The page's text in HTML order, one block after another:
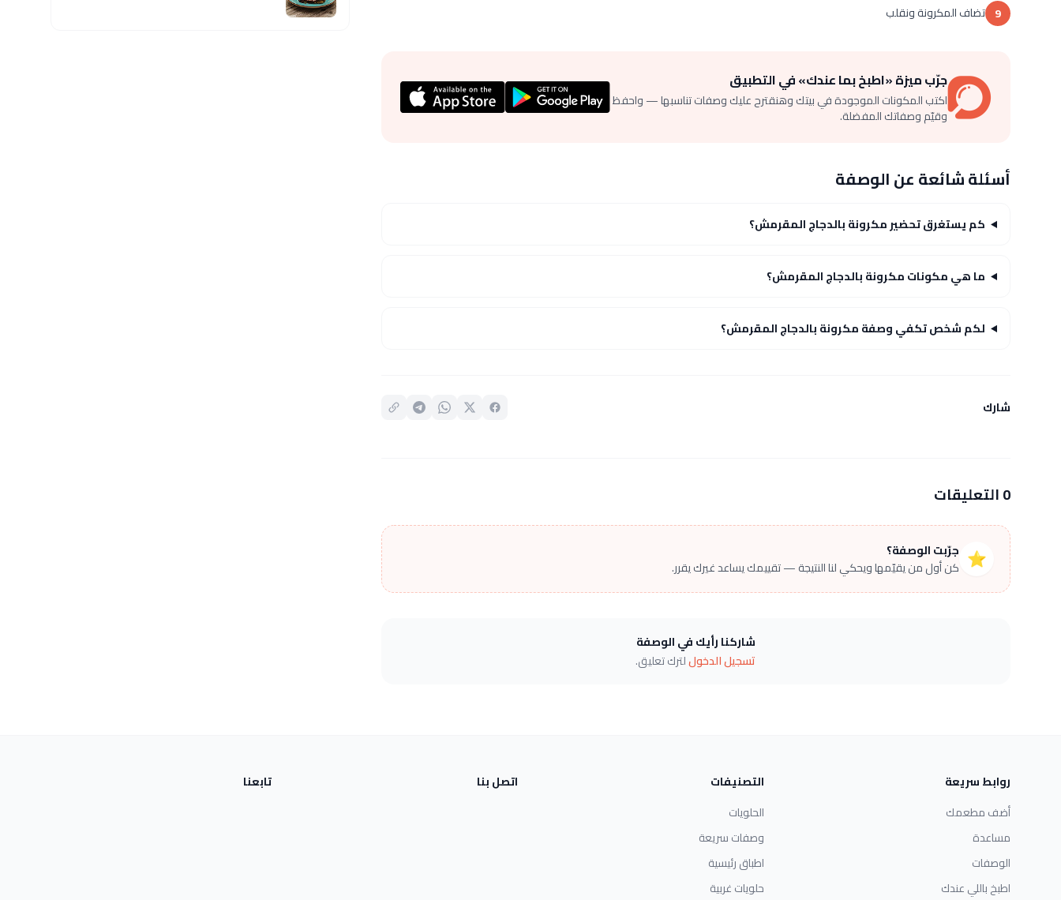
9 تضاف المكرونة ونقلب
جرّب ميزة «اطبخ بما عندك» في التطبيق
اكتب المكونات الموجودة في بيتك وهنقترح عليك وصفات تناسبها — واحفظ
وقيّم وصفاتك المفضلة.
أسئلة شائعة عن الوصفة
كم يستغرق تحضير مكرونة بالدجاج المقرمش؟
ما هي مكونات مكرونة بالدجاج المقرمش؟
لكم شخص تكفي وصفة مكرونة بالدجاج المقرمش؟
شارك
0 التعليقات
⭐ جرّبت الوصفة؟
كن أول من يقيّمها ويحكي لنا النتيجة — تقييمك يساعد غيرك يقرر.
شاركنا رأيك في الوصفة
تسجيل الدخوللترك تعليق.
روابط سريعة
أضف مطعمك
مساعدة
الوصفات
اطبخ باللي عندك
التصنيفات
الحلويات
وصفات سريعة
اطباق رئيسية
حلويات غربية
اتصل بنا تابعنا